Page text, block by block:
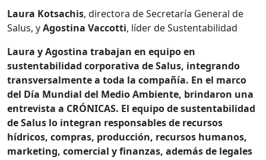
Laura Kotsachis, directora de Secretaría General de
Salus, yAgostina Vaccotti, líder de Sustentabilidad
Laura y Agostina trabajan en equipo en
sustentabilidad corporativa de Salus, integrando
transversalmente a toda la compañía. En el marco
del Día Mundial del Medio Ambiente, brindaron una
entrevista a CRÓNICAS. El equipo de sustentabilidad
de Salus lo integran responsables de recursos
hídricos, compras, producción, recursos humanos,
marketing, comercial y finanzas, además de legales